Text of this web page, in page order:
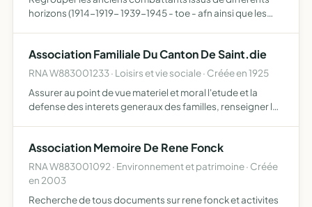
horizons (1914-1919- 1939-1945 - toe - afn ainsi que les
commemoration...…
Association Familiale Du Canton De Saint.die
RNA W883001233 · Loisirs et vie sociale · Créée en 1925
Assurer au point de vue materiel et moral l'etude et la
defense des interets generaux des familles, renseigner les
Association Memoire De Rene Fonck
RNA W883001092 · Environnement et patrimoine · Créée
en 2003
Recherche de tous documents sur rene fonck et activites